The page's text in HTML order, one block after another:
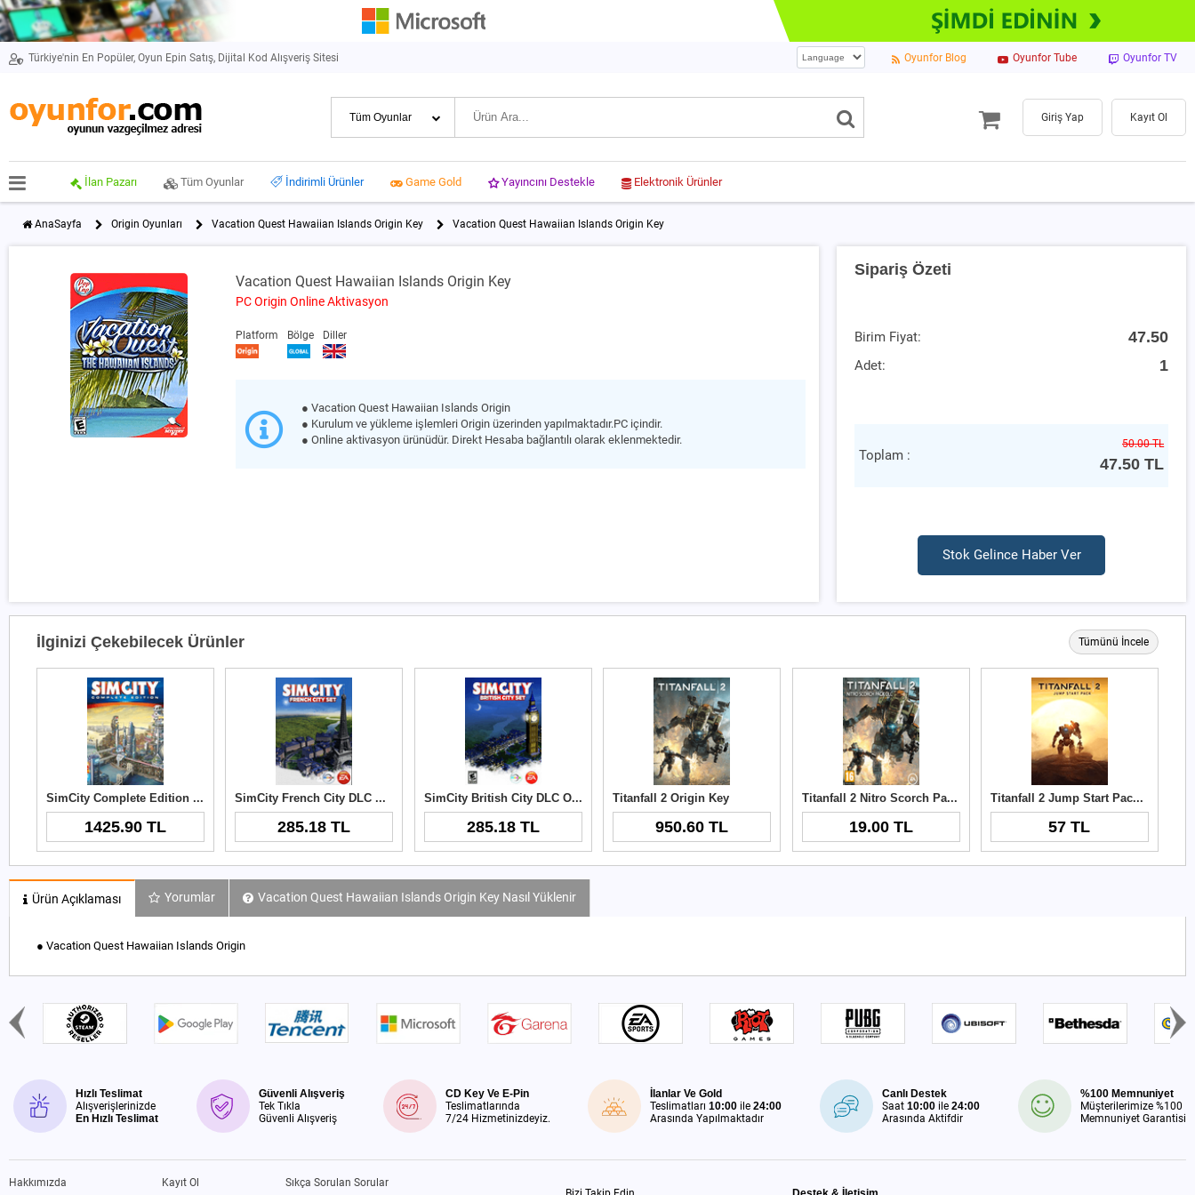
Türkiye'nin En Popüler, Oyun Epin Satış, Dijital Kod Alışveriş Sitesi Oyunfor Blog Oyunfor Tube Oyunfor TV
Giriş Yap Kayıt Ol
İlan Pazarı Tüm Oyunlar İndirimli Ürünler Game Gold Yayıncını Destekle Elektronik Ürünler
AnaSayfa Origin Oyunları Vacation Quest Hawaiian Islands Origin Key Vacation Quest Hawaiian Islands Origin Key
Vacation Quest Hawaiian Islands Origin Key
PC Origin Online Aktivasyon
Platform Bölge Diller
● Vacation Quest Hawaiian Islands Origin
● Kurulum ve yükleme işlemleri Origin üzerinden yapılmaktadır.PC içindir.
● Online aktivasyon ürünüdür. Direkt Hesaba bağlantılı olarak eklenmektedir.
Sipariş Özeti
Birim Fiyat: 47.50
Adet: 1
Toplam :
50.00 TL
47.50 TL
Stok Gelince Haber Ver
İlginizi Çekebilecek Ürünler Tümünü İncele
SimCity Complete Edition Origin Key
1425.90 TL
SimCity French City DLC Origin Key
285.18 TL
SimCity British City DLC Origin Key
285.18 TL
Titanfall 2 Origin Key
950.60 TL
Titanfall 2 Nitro Scorch Pack Origin Cd Key
19.00 TL
Titanfall 2 Jump Start Pack DLC Origin Key
57 TL
Ürün Açıklaması Yorumlar Vacation Quest Hawaiian Islands Origin Key Nasıl Yüklenir
● Vacation Quest Hawaiian Islands Origin
Hızlı Teslimat
Alışverişlerinizde
En Hızlı Teslimat
Güvenli Alışveriş
Tek Tıkla
Güvenli Alışveriş
CD Key Ve E-Pin
Teslimatlarında
7/24 Hizmetinizdeyiz.
İlanlar Ve Gold
Teslimatları10:00 ile24:00
Arasında Yapılmaktadır
Canlı Destek
Saat10:00 ile24:00
Arasında Aktifdir
%100 Memnuniyet
Müşterilerimize %100
Memnuniyet Garantisi
Hakkımızda
Kayıt Ol
Sıkça Sorulan Sorular